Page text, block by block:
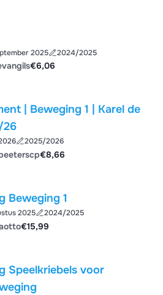
2025 2024/2025
€6,06
| Beweging 1 | Karel de
26
2025/2026
€8,66
Samenvatting Beweging 1
2025 2024/2025
€15,99
Speelkriebels voor
- Beweging